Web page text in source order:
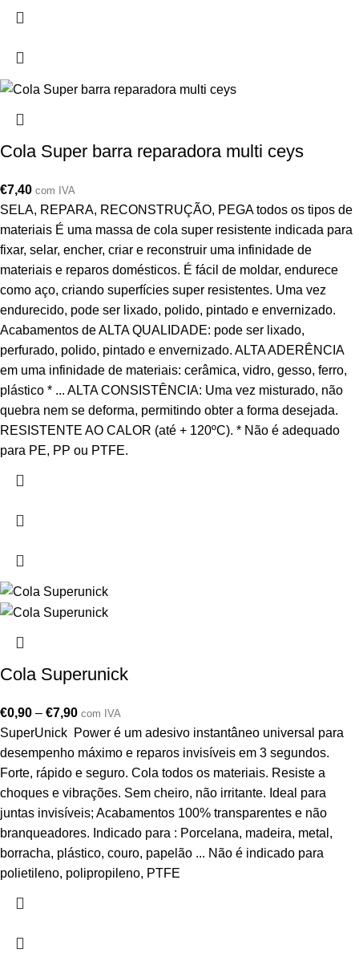
Cola Super barra reparadora multi ceys
€7,40 com IVA
SELA, REPARA, RECONSTRUÇÃO, PEGA todos os tipos de
materiais É uma massa de cola super resistente indicada para
fixar, selar, encher, criar e reconstruir uma infinidade de
materiais e reparos domésticos. É fácil de moldar, endurece
como aço, criando superfícies super resistentes. Uma vez
endurecido, pode ser lixado, polido, pintado e envernizado.
Acabamentos de ALTA QUALIDADE: pode ser lixado,
perfurado, polido, pintado e envernizado. ALTA ADERÊNCIA
em uma infinidade de materiais: cerâmica, vidro, gesso, ferro,
plástico * ... ALTA CONSISTÊNCIA: Uma vez misturado, não
quebra nem se deforma, permitindo obter a forma desejada.
RESISTENTE AO CALOR (até + 120ºC). * Não é adequado
para PE, PP ou PTFE.
Cola Superunick
€0,90 – €7,90 com IVA
SuperUnick Power é um adesivo instantâneo universal para
desempenho máximo e reparos invisíveis em 3 segundos.
Forte, rápido e seguro. Cola todos os materiais. Resiste a
choques e vibrações. Sem cheiro, não irritante. Ideal para
juntas invisíveis; Acabamentos 100% transparentes e não
branqueadores. Indicado para : Porcelana, madeira, metal,
borracha, plástico, couro, papelão ... Não é indicado para
polietileno, polipropileno, PTFE